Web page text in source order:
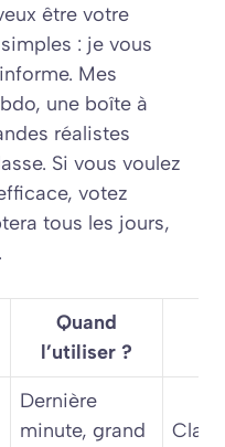
être votre
: je vous
Mes
une boîte à
réalistes
Si vous voulez
votez
tous les jours,
Quand
l’utiliser ?
Dernière
minute, grand